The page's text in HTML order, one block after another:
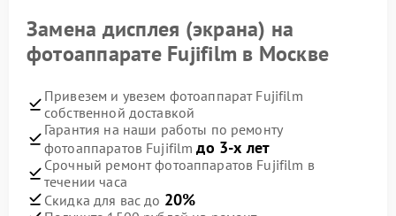
Замена дисплея (экрана) на
фотоаппарате Fujifilm в Москве
Привезем и увезем фотоаппарат Fujifilm
собственной доставкой
Гарантия на наши работы по ремонту
фотоаппаратов Fujifilmдо 3-х лет
Срочный ремонт фотоаппаратов Fujifilm в
течении часа
Скидка для вас до 20%